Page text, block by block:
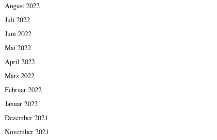
August 2022
Juli 2022
Juni 2022
Mai 2022
April 2022
März 2022
Februar 2022
Januar 2022
Dezember 2021
November 2021